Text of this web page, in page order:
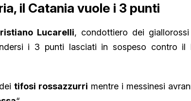
il Catania vuole i 3 punti
Lucarelli, condottiero dei
i 3 punti lasciati in sospeso contro il
tifosi rossazzurri mentre i messinesi